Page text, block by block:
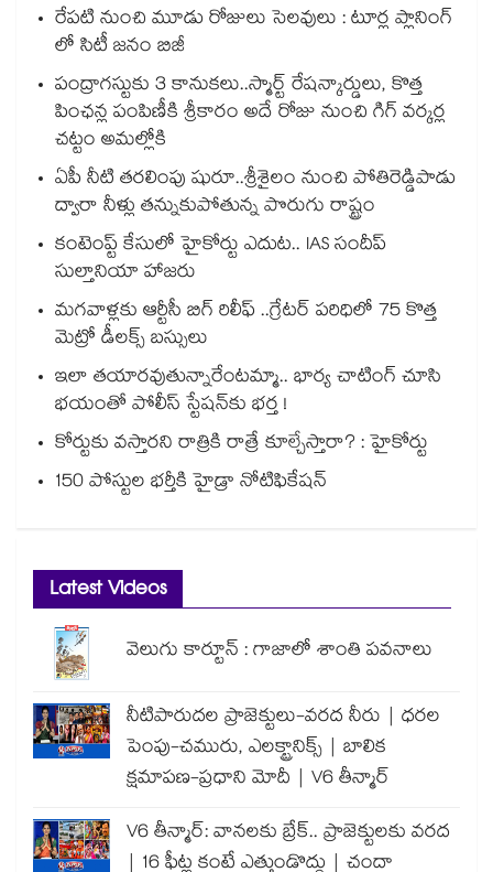
రేపటి నుంచి మూడు రోజులు సెలవులు : టూర్ల ప్లానింగ్
లో సిటీ జనం బిజీ
పంద్రాగస్టుకు 3 కానుకలు..స్మార్ట్ రేషన్కార్డులు, కొత్త
పింఛన్ల పంపిణీకి శ్రీకారం అదే రోజు నుంచి గిగ్ వర్కర్ల
చట్టం అమల్లోకి
ఏపీ నీటి తరలింపు షురూ..శ్రీశైలం నుంచి పోతిరెడ్డిపాడు
ద్వారా నీళ్లు తన్నుకుపోతున్న పొరుగు రాష్ట్రం
కంటెంప్ట్ కేసులో హైకోర్టు ఎదుట.. IAS సందీప్
సుల్తానియా హాజరు
మగవాళ్లకు ఆర్టీసీ బిగ్ రిలీఫ్ ..గ్రేటర్ పరిధిలో 75 కొత్త
మెట్రో డీలక్స్ బస్సులు
ఇలా తయారవుతున్నారేంటమ్మా.. భార్య చాటింగ్ చూసి
భయంతో పోలీస్ స్టేషన్⁫కు భర్త !
కోర్టుకు వస్తారని రాత్రికి రాత్రే కూల్చేస్తారా? : హైకోర్టు
150 పోస్టుల భర్తీకి హైడ్రా నోటిఫికేషన్
Latest Videos
వెలుగు కార్టూన్ : గాజాలో శాంతి పవనాలు
నీటిపారుదల ప్రాజెక్టులు-వరద నీరు | ధరల
పెంపు-చమురు, ఎలక్ట్రానిక్స్ | బాలిక
క్షమాపణ-ప్రధాని మోదీ | V6 తీన్మార్
V6 తీన్మార్: వానలకు బ్రేక్.. ప్రాజెక్టులకు వరద
| 16 ఫీట్ల కంటే ఎత్తుండొద్దు | చందా